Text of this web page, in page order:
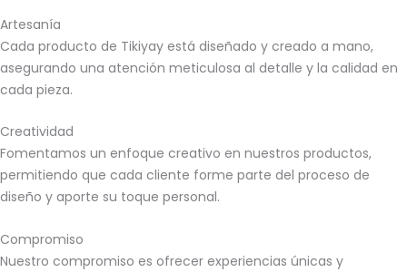
Artesanía
Cada producto de Tikiyay está diseñado y creado a mano,
asegurando una atención meticulosa al detalle y la calidad en
cada pieza.
Creatividad
Fomentamos un enfoque creativo en nuestros productos,
permitiendo que cada cliente forme parte del proceso de
diseño y aporte su toque personal.
Compromiso
Nuestro compromiso es ofrecer experiencias únicas y